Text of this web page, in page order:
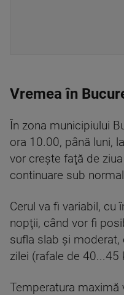
Vremea în
În zona municipiului
ora 10.00, până luni,
vor creşte faţă de
continuare sub
Cerul va fi variabil, cu
nopţii, când vor fi
sufla slab şi moderat,
zilei (rafale de 40...45
Temperatura maximă